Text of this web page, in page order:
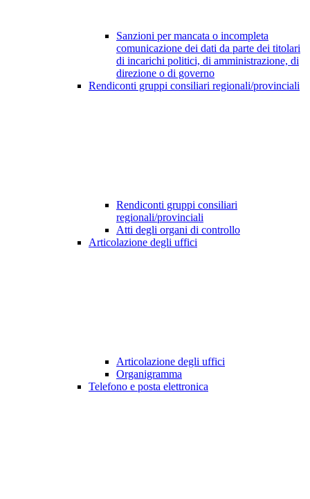
Sanzioni per mancata o incompleta
comunicazione dei dati da parte dei titolari
di incarichi politici, di amministrazione, di
direzione o di governo
Rendiconti gruppi consiliari regionali/provinciali
Rendiconti gruppi consiliari
regionali/provinciali
Atti degli organi di controllo
Articolazione degli uffici
Articolazione degli uffici
Organigramma
Telefono e posta elettronica